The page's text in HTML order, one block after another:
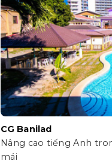
CG Banilad
Nâng cao tiếng Anh
mái